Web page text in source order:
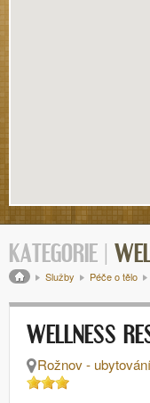
KATEGORIE |
Drobečková
Služby Péče o tělo
WELLNESS
Rožnov - ubytování